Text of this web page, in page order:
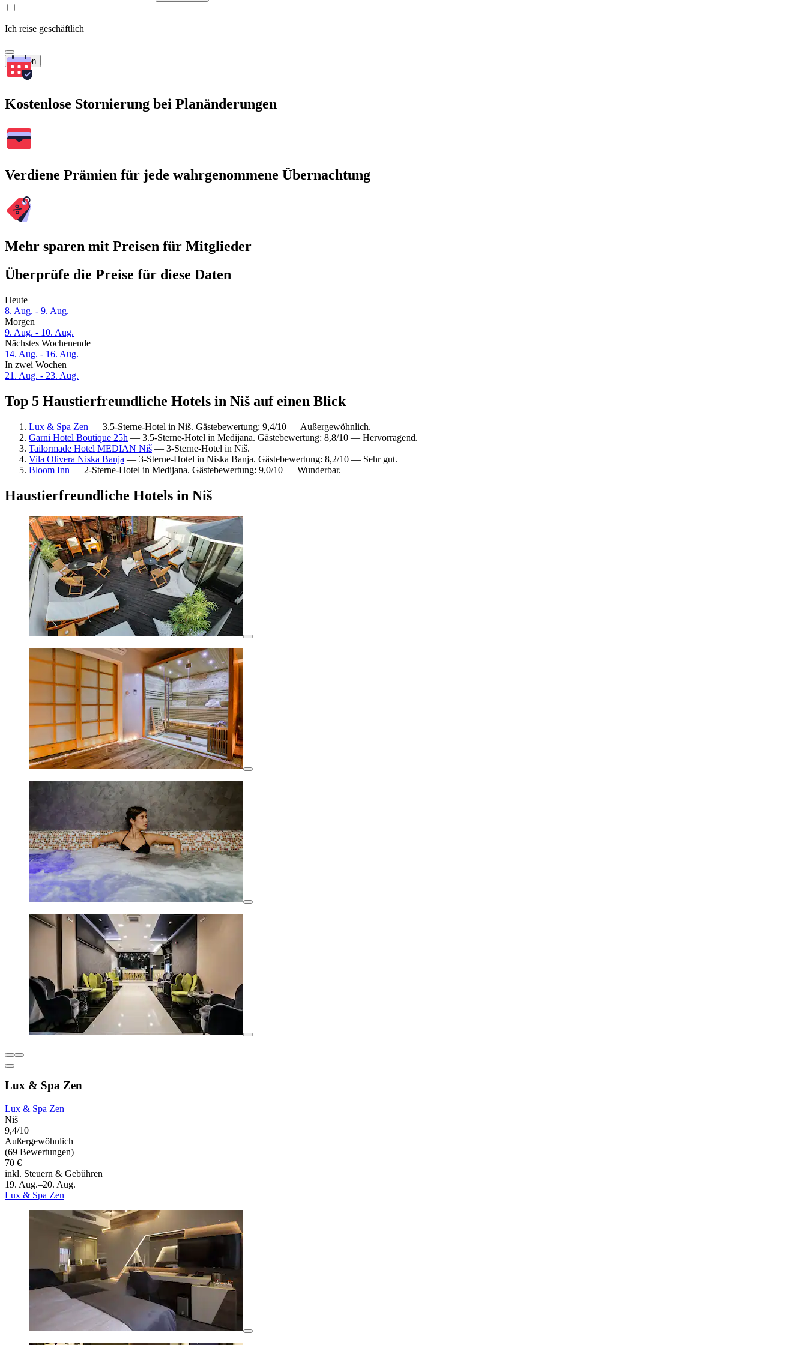
Ich reise geschäftlich
Suchen
Kostenlose Stornierung bei Planänderungen
Verdiene Prämien für jede wahrgenommene Übernachtung
Mehr sparen mit Preisen für Mitglieder
Überprüfe die Preise für diese Daten
Heute
8. Aug. - 9. Aug.
Morgen
9. Aug. - 10. Aug.
Nächstes Wochenende
14. Aug. - 16. Aug.
In zwei Wochen
21. Aug. - 23. Aug.
Top 5 Haustierfreundliche Hotels in Niš auf einen Blick
Lux & Spa Zen — 3.5-Sterne-Hotel in Niš. Gästebewertung: 9,4/10 — Außergewöhnlich.
Garni Hotel Boutique 25h — 3.5-Sterne-Hotel in Medijana. Gästebewertung: 8,8/10 — Hervorragend.
Tailormade Hotel MEDIAN Niš — 3-Sterne-Hotel in Niš.
Vila Olivera Niska Banja — 3-Sterne-Hotel in Niska Banja. Gästebewertung: 8,2/10 — Sehr gut.
Bloom Inn — 2-Sterne-Hotel in Medijana. Gästebewertung: 9,0/10 — Wunderbar.
Haustierfreundliche Hotels in Niš
Lux & Spa Zen
Lux & Spa Zen
Niš
9,4/10
Außergewöhnlich
(69 Bewertungen)
70 €
inkl. Steuern & Gebühren
19. Aug.–20. Aug.
Lux & Spa Zen